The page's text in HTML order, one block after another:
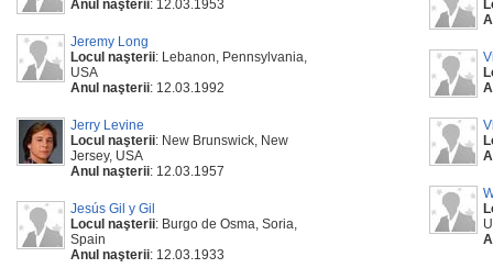
Anul naşterii: 12.03.1953
Jeremy Long
Locul naşterii: Lebanon, Pennsylvania,
USA
Anul naşterii: 12.03.1992
Jerry Levine
Locul naşterii: New Brunswick, New
Jersey, USA
Anul naşterii: 12.03.1957
Jesús Gil y Gil
Locul naşterii: Burgo de Osma, Soria,
Spain
Anul naşterii: 12.03.1933